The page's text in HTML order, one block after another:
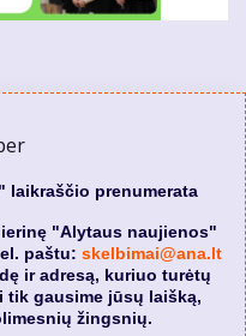
laikraščio prenumerata
"Alytaus naujienos"
paštu: skelbimai@ana.lt
ir adresą, kuriuo turėtų
tik gausime jūsų laišką,
žingsnių.